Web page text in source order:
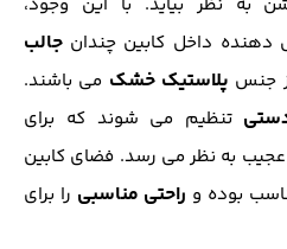
به نظر بیاید. با این وجود،
داخل کابین چندان جالب
جنس پلاستیک خشک می باشند.
تنظیم می شوند که برای
به نظر می رسد. فضای کابین
بوده و راحتی مناسبی را برای